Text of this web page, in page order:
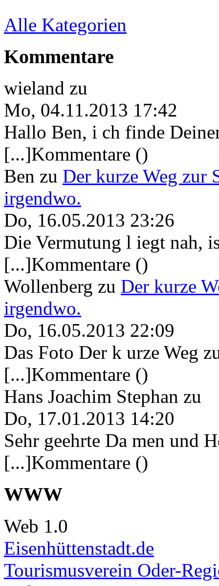
Alle Kategorien
Kommentare
wieland zu
Mo, 04.11.2013 17:42
Hallo Ben, i ch finde
[...]Kommentare ()
Ben zu Der kurze Weg zur
irgendwo.
Do, 16.05.2013 23:26
Die Vermutung l iegt nah,
[...]Kommentare ()
Wollenberg zu Der kurze
irgendwo.
Do, 16.05.2013 22:09
Das Foto Der k urze Weg
[...]Kommentare ()
Hans Joachim Stephan zu
Do, 17.01.2013 14:20
Sehr geehrte Da men und
[...]Kommentare ()
WWW
Web 1.0
Eisenhüttenstadt.de
Tourismusverein Oder-